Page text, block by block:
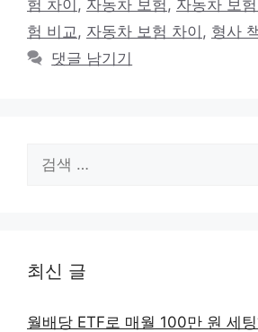
험 차이 , 자동차 보험 , 자동차 보
험 비교 , 자동차 보험 차이 , 형사
댓글 남기기
색:
최신 글
월배당 ETF로 매월 100만 원 세